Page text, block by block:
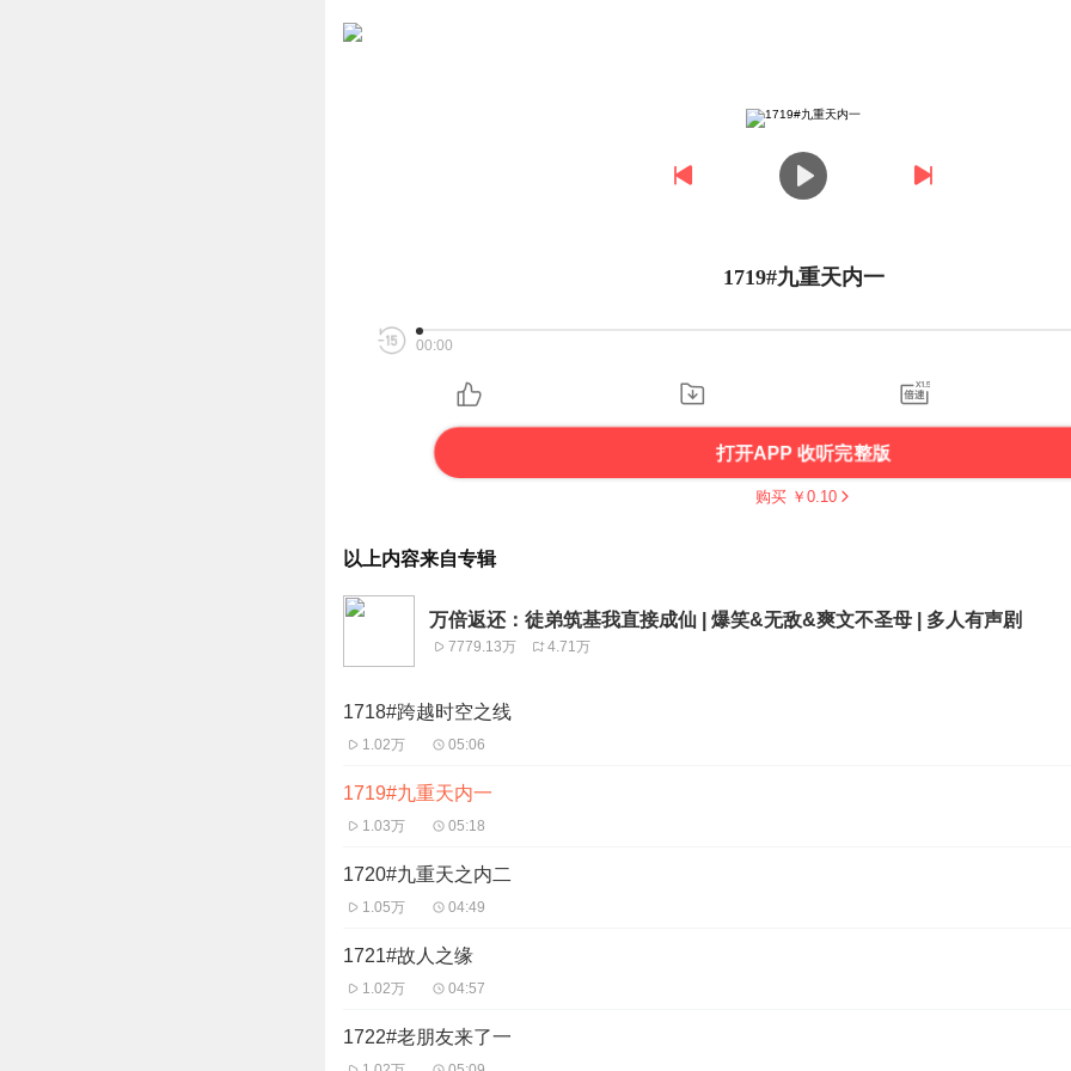
1719#九重天内一
00:00
打开APP 收听完整版
购买 ￥ 0.10
以上内容来自专辑
万倍返还：徒弟筑基我直接成仙 | 爆笑&无敌&爽文不圣母 | 多人有声剧
7779.13万 4.71万
1718#跨越时空之线
1.02万 05:06
1719#九重天内一
1.03万 05:18
1720#九重天之内二
1.05万 04:49
1721#故人之缘
1.02万 04:57
1722#老朋友来了一